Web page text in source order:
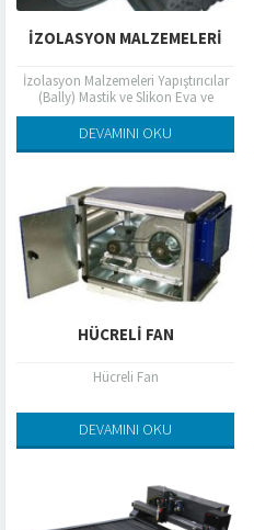
İZOLASYON MALZEMELERİ
İzolasyon Malzemeleri Yapıştırıcılar
(Bally) Mastik ve Slikon Eva ve
Kauçuk Bantlar Bantlar İzole Çivisi
Camyünü Şilte – Levha – Boru...
DEVAMINI OKU
HÜCRELI FAN
Hücreli Fan
DEVAMINI OKU